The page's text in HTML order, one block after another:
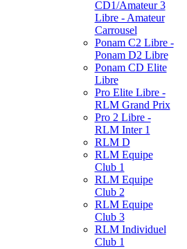
CD1/Amateur 3
Libre - Amateur
Carrousel
Ponam C2 Libre -
Ponam D2 Libre
Ponam CD Elite
Libre
Pro Elite Libre -
RLM Grand Prix
Pro 2 Libre -
RLM Inter 1
RLM D
RLM Equipe
Club 1
RLM Equipe
Club 2
RLM Equipe
Club 3
RLM Individuel
Club 1